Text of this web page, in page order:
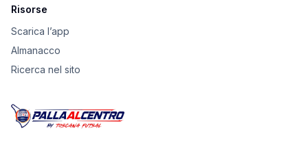
Risorse
Scarica l’app
Almanacco
Ricerca nel sito